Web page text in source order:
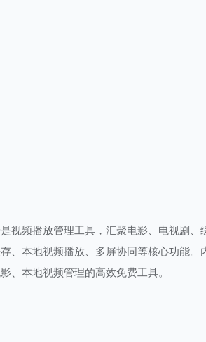
视频播放管理工具，汇聚电影、电视剧
、本地视频播放、多屏协同等核心功能
、本地视频管理的高效免费工具。